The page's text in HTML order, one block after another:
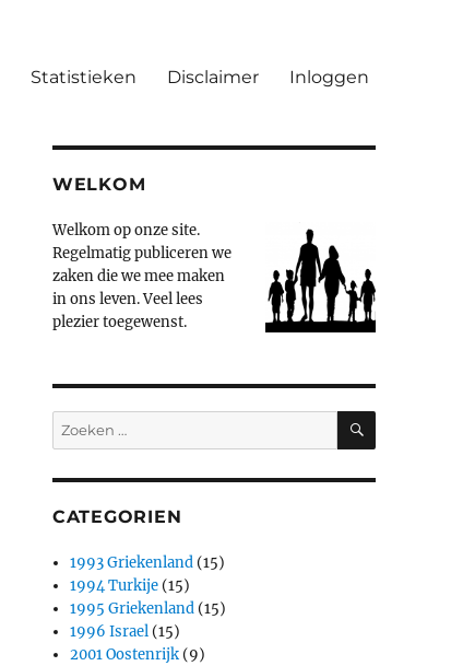
Statistieken Disclaimer Inloggen
WELKOM
Welkom op onze site.
Regelmatig publiceren we
zaken die we mee maken
in ons leven. Veel lees
plezier toegewenst.
Zoeken
naar:
ZOEKEN
CATEGORIEN
1993 Griekenland (15)
1994 Turkije (15)
1995 Griekenland (15)
1996 Israel (15)
2001 Oostenrijk (9)